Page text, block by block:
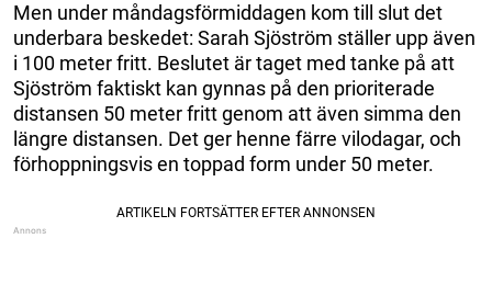
Men under måndagsförmiddagen kom till slut det
underbara beskedet: Sarah Sjöström ställer upp även
i 100 meter fritt. Beslutet är taget med tanke på att
Sjöström faktiskt kan gynnas på den prioriterade
distansen 50 meter fritt genom att även simma den
längre distansen. Det ger henne färre vilodagar, och
förhoppningsvis en toppad form under 50 meter.